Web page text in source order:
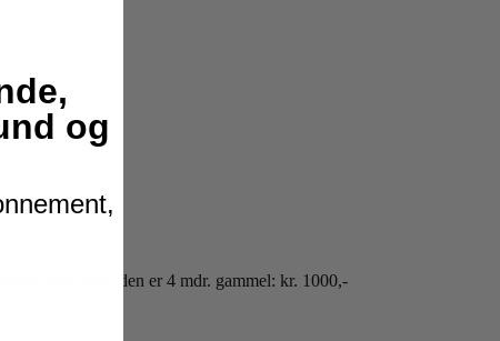
efter den er 4 mdr. gammel: kr. 1000,-
og